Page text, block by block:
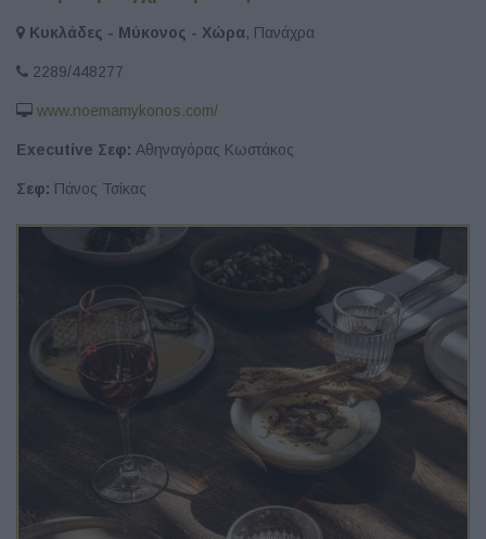
Κυκλάδες - Μύκονος - Χώρα, Πανάχρα
2289/448277
www.noemamykonos.com/
Executive Σεφ: Αθηναγόρας Κωστάκος
Σεφ: Πάνος Τσίκας